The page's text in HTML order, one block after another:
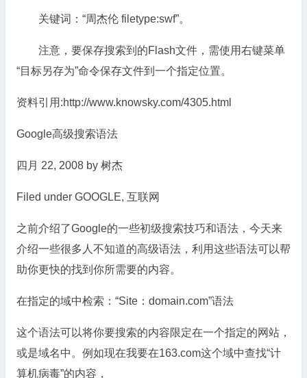
关键词：“周杰伦 filetype:swf”。
注意，要保存搜索到的Flash文件，需使用右键菜单
“目标另存为”命令保存文件到一个指定位置。
资料引用:http://www.knowsky.com/4305.html
Google高级搜索语法
四月 22, 2008 by 树杰
Filed under GOOGLE, 互联网
之前介绍了Google的一些初级搜索技巧和语法，今天来
介绍一些很多人不知道的高级语法，利用这些语法可以帮
助你更快的找到你所需要的内容。
在指定的域中检索：“Site：domain.com”语法
这个语法可以将你要搜索的内容限定在一个指定的网站，
或是域名中。例如现在我要在163.com这个域中查找“计
算机病毒”的内容，